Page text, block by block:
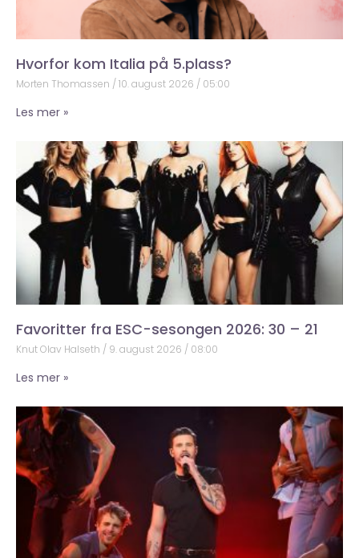
Hvorfor kom Italia på 5.plass?
Morten Thomassen 10. august 2026 05:00
Les mer »
Favoritter fra ESC-sesongen 2026: 30 – 21
Knut Olav Halseth 9. august 2026 08:00
Les mer »